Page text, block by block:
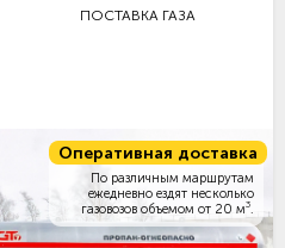
ПОСТАВКА ГАЗА
Оперативная доставка
По различным маршрутам
ежедневно ездят несколько
газовозов объемом от 20 м3